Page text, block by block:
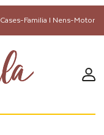
Cases-Familia I Nens-Motor